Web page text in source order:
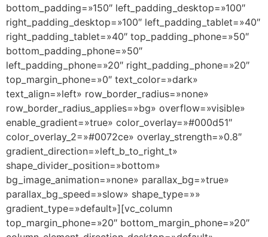
bottom_padding=»150″ left_padding_desktop=»100″
right_padding_desktop=»100″ left_padding_tablet=»40″
right_padding_tablet=»40″ top_padding_phone=»50″
bottom_padding_phone=»50″
left_padding_phone=»20″ right_padding_phone=»20″
top_margin_phone=»0″ text_color=»dark»
text_align=»left» row_border_radius=»none»
row_border_radius_applies=»bg» overflow=»visible»
enable_gradient=»true» color_overlay=»#000d51″
color_overlay_2=»#0072ce» overlay_strength=»0.8″
gradient_direction=»left_b_to_right_t»
shape_divider_position=»bottom»
bg_image_animation=»none» parallax_bg=»true»
parallax_bg_speed=»slow» shape_type=»»
gradient_type=»default»][vc_column
top_margin_phone=»20″ bottom_margin_phone=»20″